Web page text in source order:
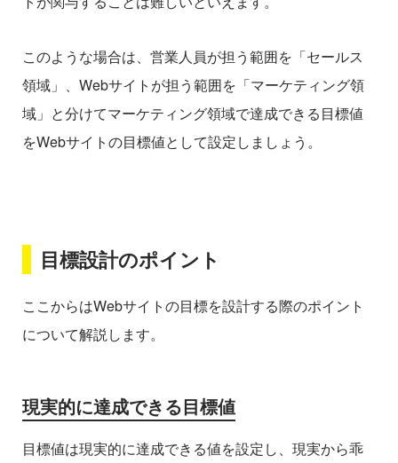
このような場合は、営業人員が担う範囲を「セールス
領域」、Webサイトが担う範囲を「マーケティング領
域」と分けてマーケティング領域で達成できる目標値
をWebサイトの目標値として設定しましょう。
目標設計のポイント
ここからはWebサイトの目標を設計する際のポイント
について解説します。
現実的に達成できる目標値
目標値は現実的に達成できる値を設定し、現実から乖